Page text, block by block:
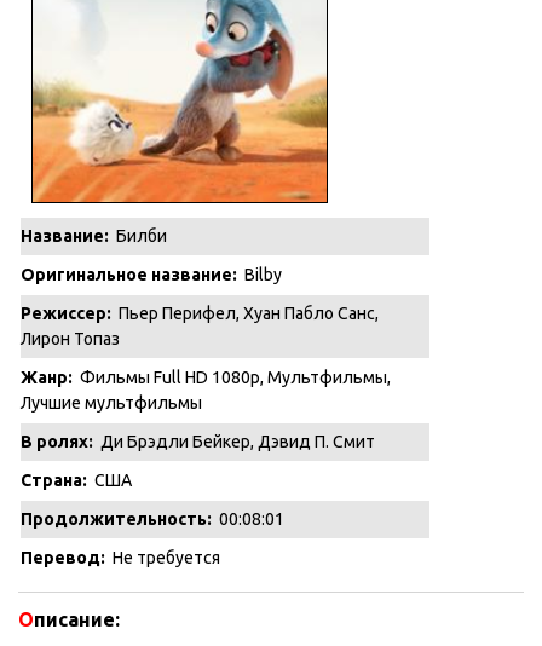
Название: Билби
Оригинальное название: Bilby
Режиссер: Пьер Перифел, Хуан Пабло Санс,
Лирон Топаз
Жанр: Фильмы Full HD 1080p, Мультфильмы,
Лучшие мультфильмы
В ролях: Ди Брэдли Бейкер, Дэвид П. Смит
Страна: США
Продолжительность: 00:08:01
Перевод: Не требуется
Описание: